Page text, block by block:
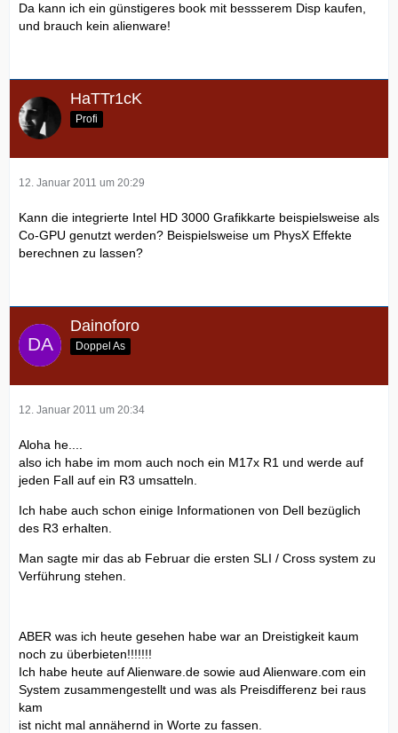
Da kann ich ein günstigeres book mit bessserem Disp kaufen,
und brauch kein alienware!
HaTTr1cK
Profi
12. Januar 2011 um 20:29
Kann die integrierte Intel HD 3000 Grafikkarte beispielsweise als
Co-GPU genutzt werden? Beispielsweise um PhysX Effekte
berechnen zu lassen?
Dainoforo
Doppel As
12. Januar 2011 um 20:34
Aloha he....
also ich habe im mom auch noch ein M17x R1 und werde auf
jeden Fall auf ein R3 umsatteln.
Ich habe auch schon einige Informationen von Dell bezüglich
des R3 erhalten.
Man sagte mir das ab Februar die ersten SLI / Cross system zu
Verführung stehen.
ABER was ich heute gesehen habe war an Dreistigkeit kaum
noch zu überbieten!!!!!!!
Ich habe heute auf Alienware.de sowie aud Alienware.com ein
System zusammengestellt und was als Preisdifferenz bei raus
kam
ist nicht mal annähernd in Worte zu fassen.